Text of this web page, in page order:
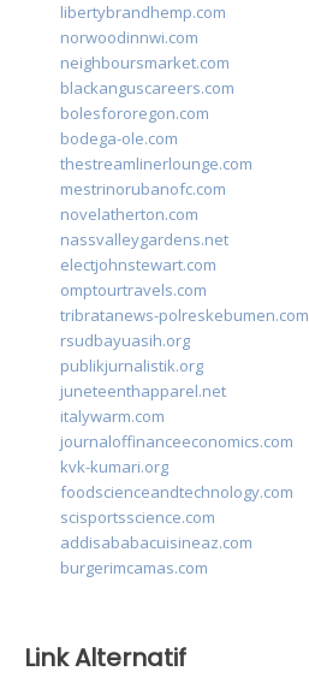
libertybrandhemp.com
norwoodinnwi.com
neighboursmarket.com
blackanguscareers.com
bolesfororegon.com
bodega-ole.com
thestreamlinerlounge.com
mestrinorubanofc.com
novelatherton.com
nassvalleygardens.net
electjohnstewart.com
omptourtravels.com
tribratanews-polreskebumen.com
rsudbayuasih.org
publikjurnalistik.org
juneteenthapparel.net
italywarm.com
journaloffinanceeconomics.com
kvk-kumari.org
foodscienceandtechnology.com
scisportsscience.com
addisababacuisineaz.com
burgerimcamas.com
Link Alternatif